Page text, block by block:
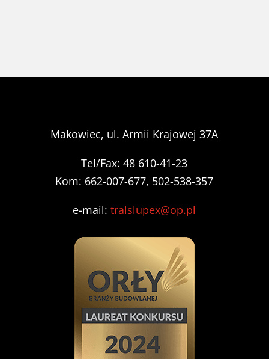
Makowiec, ul. Armii Krajowej 37A
Tel/Fax: 48 610-41-23
Kom: 662-007-677, 502-538-357
e-mail:tralslupex@op.pl